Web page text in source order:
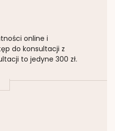
online i
do konsultacji z
to jedyne 300 zł.